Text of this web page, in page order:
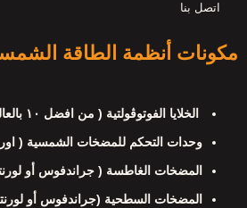
اتصل بنا
مكونات أنظمة الطاقة
الخلايا الفوتوڤولتية ( من افضل ١٠ بالعالم )
وحدات التحكم للمضخات الشمسية (
المضخات الغاطسة ( جراندفوس أو
المضخات السطحية (جراندفوس أو